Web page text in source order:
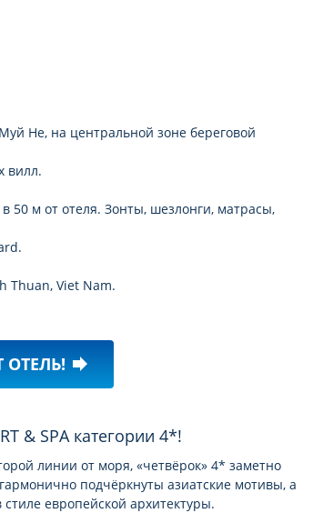
Не, на центральной зоне береговой
вилл.
50 м от отеля. Зонты, шезлонги, матрасы,
Thuan, Viet Nam.
ОТЕЛЬ! forward
& SPA категории 4*!
линии от моря, «четвёрок» 4* заметно
подчёркнуты азиатские мотивы, а
европейской архитектуры.